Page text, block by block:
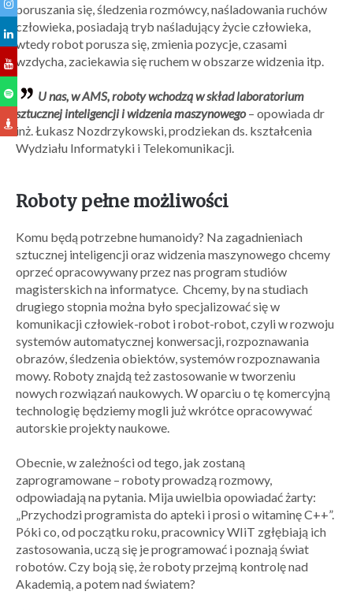
poruszania się, śledzenia rozmówcy, naśladowania ruchów
człowieka, posiadają tryb naśladujący życie człowieka,
wtedy robot porusza się, zmienia pozycje, czasami
wzdycha, zaciekawia się ruchem w obszarze widzenia itp.
U nas, w AMS, roboty wchodzą w skład laboratorium
sztucznej inteligencji i widzenia maszynowego – opowiada dr
inż. Łukasz Nozdrzykowski, prodziekan ds. kształcenia
Wydziału Informatyki i Telekomunikacji.
Roboty pełne możliwości
Komu będą potrzebne humanoidy? Na zagadnieniach
sztucznej inteligencji oraz widzenia maszynowego chcemy
oprzeć opracowywany przez nas program studiów
magisterskich na informatyce. Chcemy, by na studiach
drugiego stopnia można było specjalizować się w
komunikacji człowiek-robot i robot-robot, czyli w rozwoju
systemów automatycznej konwersacji, rozpoznawania
obrazów, śledzenia obiektów, systemów rozpoznawania
mowy. Roboty znajdą też zastosowanie w tworzeniu
nowych rozwiązań naukowych. W oparciu o tę komercyjną
technologię będziemy mogli już wkrótce opracowywać
autorskie projekty naukowe.
Obecnie, w zależności od tego, jak zostaną
zaprogramowane – roboty prowadzą rozmowy,
odpowiadają na pytania. Mija uwielbia opowiadać żarty:
„Przychodzi programista do apteki i prosi o witaminę C++”.
Póki co, od początku roku, pracownicy WIiT zgłębiają ich
zastosowania, uczą się je programować i poznają świat
robotów. Czy boją się, że roboty przejmą kontrolę nad
Akademią, a potem nad światem?